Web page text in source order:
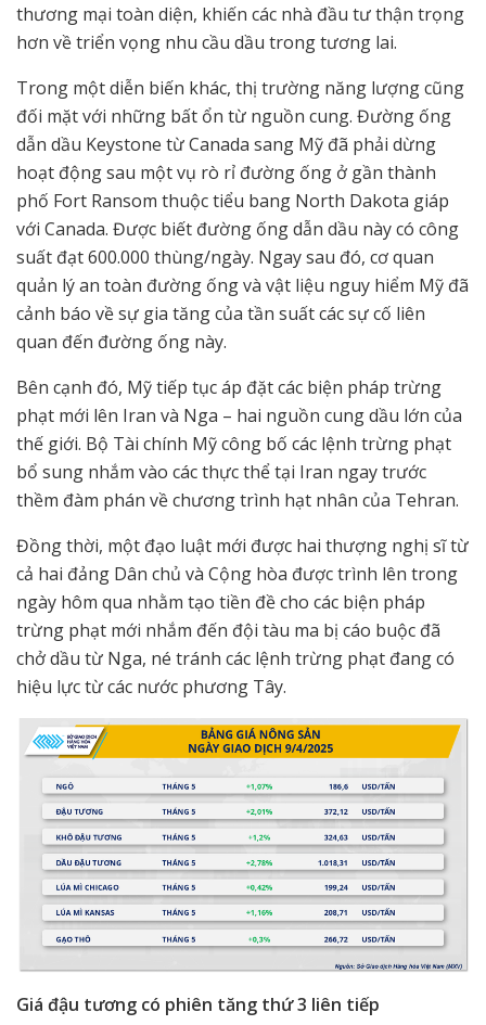
thương mại toàn diện, khiến các nhà đầu tư thận trọng
hơn về triển vọng nhu cầu dầu trong tương lai.
Trong một diễn biến khác, thị trường năng lượng cũng
đối mặt với những bất ổn từ nguồn cung. Đường ống
dẫn dầu Keystone từ Canada sang Mỹ đã phải dừng
hoạt động sau một vụ rò rỉ đường ống ở gần thành
phố Fort Ransom thuộc tiểu bang North Dakota giáp
với Canada. Được biết đường ống dẫn dầu này có công
suất đạt 600.000 thùng/ngày. Ngay sau đó, cơ quan
quản lý an toàn đường ống và vật liệu nguy hiểm Mỹ đã
cảnh báo về sự gia tăng của tần suất các sự cố liên
quan đến đường ống này.
Bên cạnh đó, Mỹ tiếp tục áp đặt các biện pháp trừng
phạt mới lên Iran và Nga – hai nguồn cung dầu lớn của
thế giới. Bộ Tài chính Mỹ công bố các lệnh trừng phạt
bổ sung nhắm vào các thực thể tại Iran ngay trước
thềm đàm phán về chương trình hạt nhân của Tehran.
Đồng thời, một đạo luật mới được hai thượng nghị sĩ từ
cả hai đảng Dân chủ và Cộng hòa được trình lên trong
ngày hôm qua nhằm tạo tiền đề cho các biện pháp
trừng phạt mới nhắm đến đội tàu ma bị cáo buộc đã
chở dầu từ Nga, né tránh các lệnh trừng phạt đang có
hiệu lực từ các nước phương Tây.
Giá đậu tương có phiên tăng thứ 3 liên tiếp